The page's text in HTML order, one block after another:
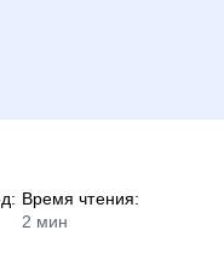
Время чтения:
2 мин